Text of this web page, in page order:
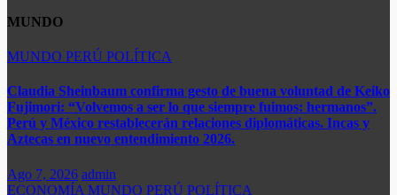
MUNDO
MUNDO PERÚ POLÍTICA
​​Claudia Sheinbaum confirma gesto de buena voluntad de Keiko
Fujimori: “Volvemos a ser lo que siempre fuimos: hermanos”.
Perú y México restablecerán relaciones diplomáticas. Incas y
Aztecas en nuevo entendimiento 2026.​
Ago 7, 2026 admin
ECONOMÍA MUNDO PERÚ POLÍTICA